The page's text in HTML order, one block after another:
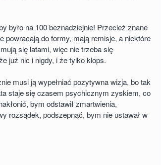
było na 100 beznadziejnie! Przecież znane
powracają do formy, mają remisje, a niektóre
się latami, więc nie trzeba się
już nic i nigdy, i że tylko klops.
musi ją wypełniać pozytywna wizja, bo tak
staje się czasem psychicznym zyskiem, co
bym odstawił zmartwienia,
rozsądek, podszepnąć, bym nie ustawał w